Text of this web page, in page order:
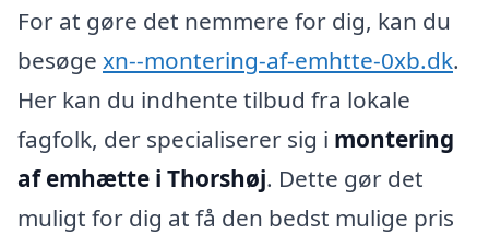
For at gøre det nemmere for dig, kan du
besøge xn--montering-af-emhtte-0xb.dk.
Her kan du indhente tilbud fra lokale
fagfolk, der specialiserer sig i montering
af emhætte i Thorshøj. Dette gør det
muligt for dig at få den bedst mulige pris